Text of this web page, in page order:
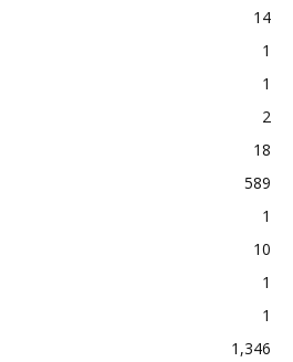
14
1
1
2
18
589
1
10
1
1
1,346